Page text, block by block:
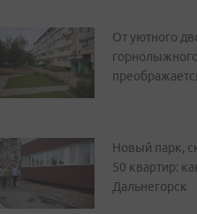
От уютного
Новый парк,
50 квартир:
Дальнегорск